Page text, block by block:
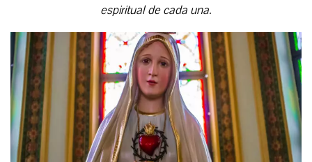
espiritual de cada una.